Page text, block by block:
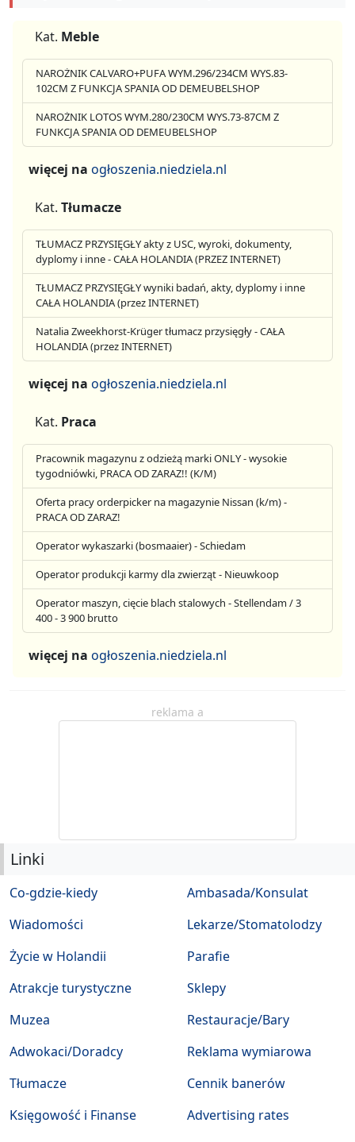
Kat. Meble
NAROŻNIK CALVARO+PUFA WYM.296/234CM WYS.83-
102CM Z FUNKCJA SPANIA OD DEMEUBELSHOP
NAROŻNIK LOTOS WYM.280/230CM WYS.73-87CM Z
FUNKCJA SPANIA OD DEMEUBELSHOP
więcej na ogłoszenia.niedziela.nl
Kat. Tłumacze
TŁUMACZ PRZYSIĘGŁY akty z USC, wyroki, dokumenty,
dyplomy i inne - CAŁA HOLANDIA (PRZEZ INTERNET)
TŁUMACZ PRZYSIĘGŁY wyniki badań, akty, dyplomy i inne
CAŁA HOLANDIA (przez INTERNET)
Natalia Zweekhorst-Krüger tłumacz przysięgły - CAŁA
HOLANDIA (przez INTERNET)
więcej na ogłoszenia.niedziela.nl
Kat. Praca
Pracownik magazynu z odzieżą marki ONLY - wysokie
tygodniówki, PRACA OD ZARAZ!! (K/M)
Oferta pracy orderpicker na magazynie Nissan (k/m) -
PRACA OD ZARAZ!
Operator wykaszarki (bosmaaier) - Schiedam
Operator produkcji karmy dla zwierząt - Nieuwkoop
Operator maszyn, cięcie blach stalowych - Stellendam / 3
400 - 3 900 brutto
więcej na ogłoszenia.niedziela.nl
reklama a
Linki
Co-gdzie-kiedy
Wiadomości
Życie w Holandii
Atrakcje turystyczne
Muzea
Ambasada/Konsulat
Lekarze/Stomatolodzy
Parafie
Sklepy
Restauracje/Bary
Adwokaci/Doradcy
Tłumacze
Księgowość i Finanse
Reklama wymiarowa
Cennik banerów
Advertising rates